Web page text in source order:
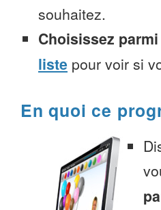
souhaitez.
Choisissez
liste pour voir si
En quoi ce